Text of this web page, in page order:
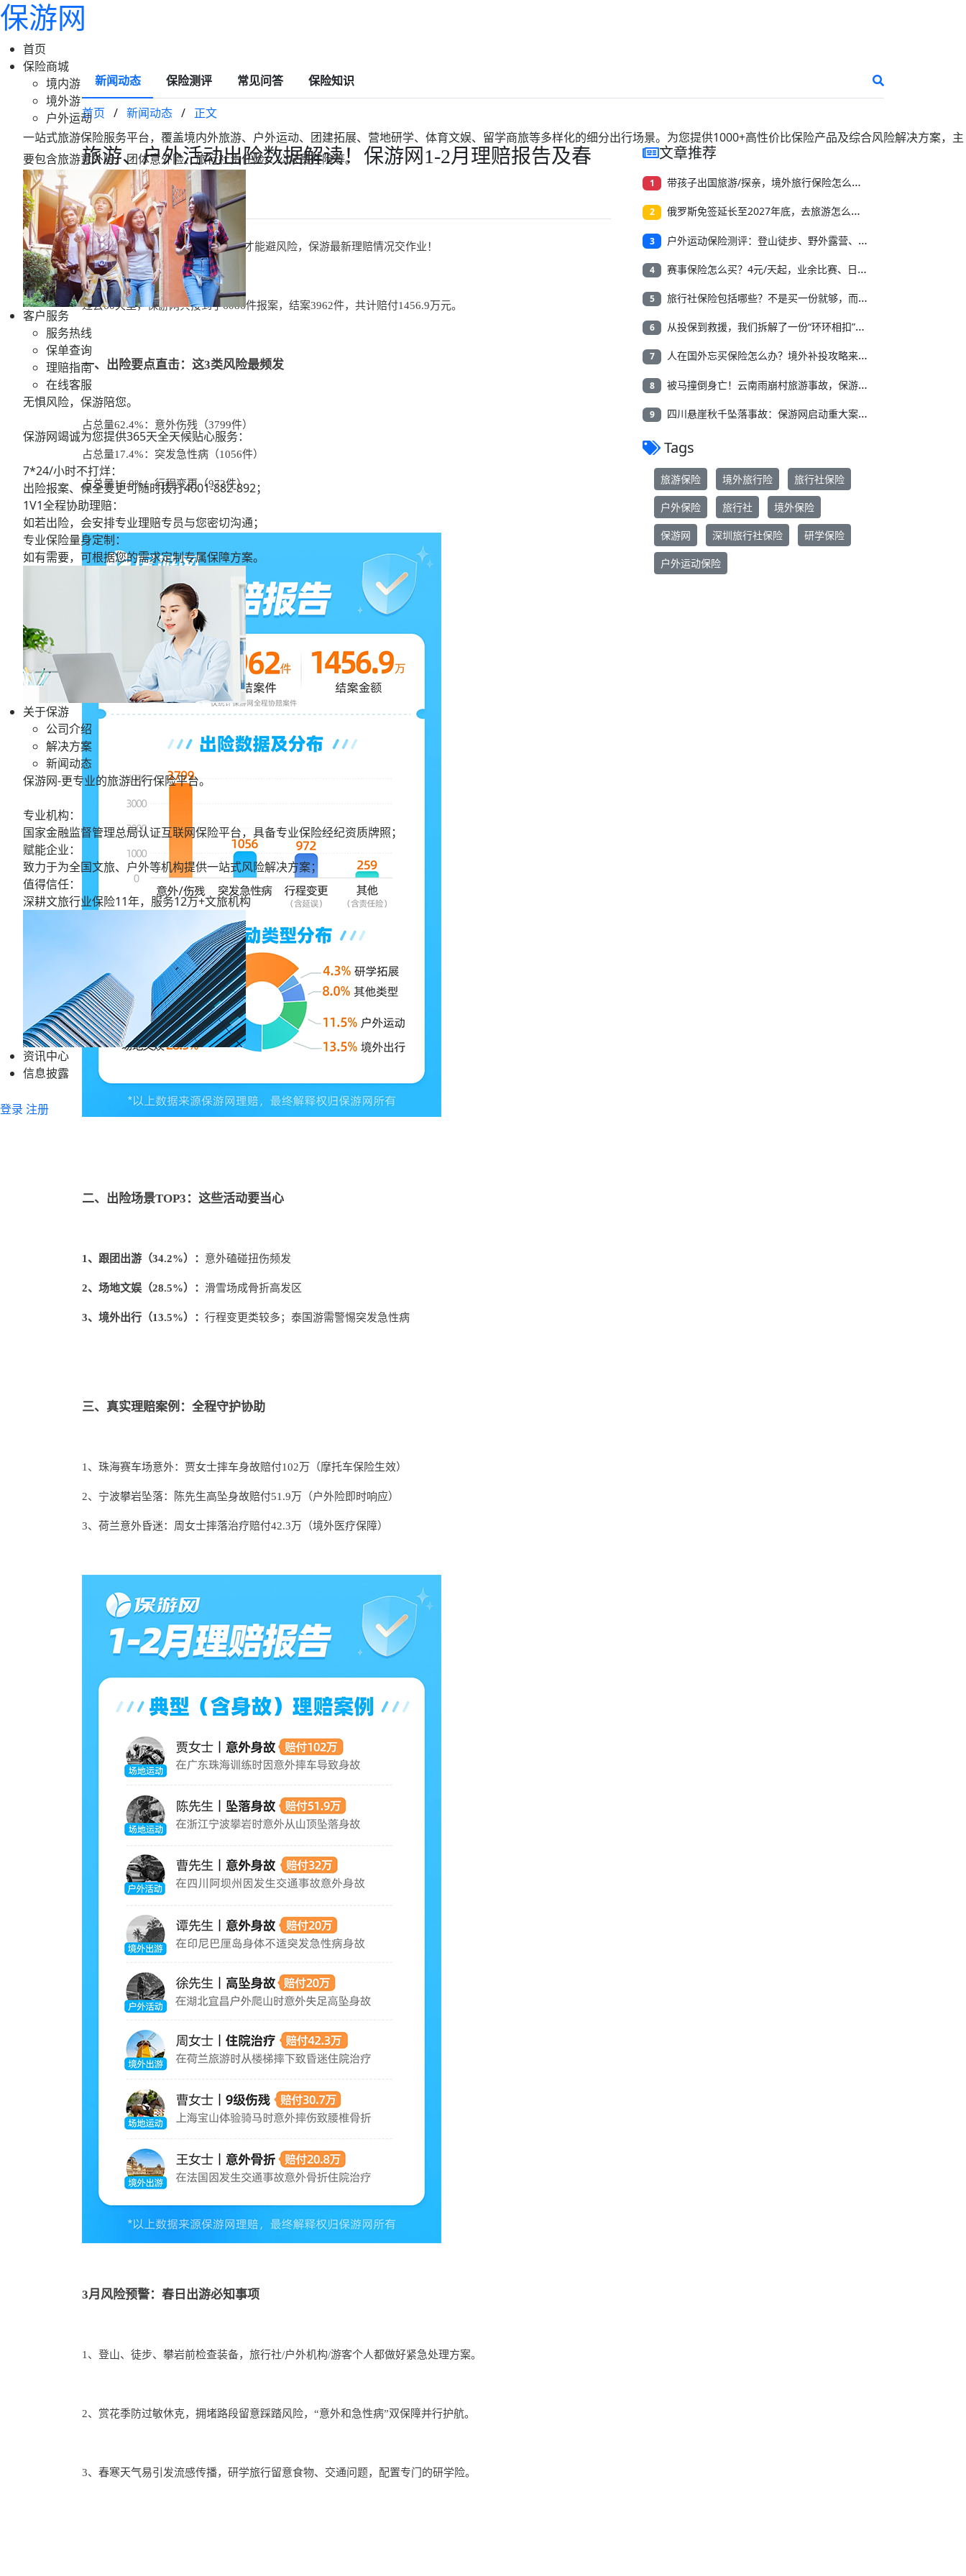
保游网
首页
保险商城
境内游
境外游
户外运动
一站式旅游保险服务平台，覆盖境内外旅游、户外运动、团建拓展、营地研学、体育文娱、留学商旅等多样化的细分出行场景。为您提供1000+高性价比保险产品及综合风险解决方案，主
要包含旅游意外险、团体意外险、旅行社责任险、公众责任险等。
客户服务
服务热线
保单查询
理赔指南
在线客服
无惧风险，保游陪您。
保游网竭诚为您提供365天全天候贴心服务：
7*24/小时不打烊：
出险报案、保全变更可随时拨打4001-882-892；
1V1全程协助理赔：
如若出险，会安排专业理赔专员与您密切沟通；
专业保险量身定制：
如有需要，可根据您的需求定制专属保障方案。
关于保游
公司介绍
解决方案
新闻动态
保游网-更专业的旅游出行保险平台。
专业机构：
国家金融监督管理总局认证互联网保险平台，具备专业保险经纪资质牌照；
赋能企业：
致力于为全国文旅、户外等机构提供一站式风险解决方案；
值得信任：
深耕文旅行业保险11年，服务12万+文旅机构
资讯中心
信息披露
登录 注册
新闻动态 保险测评 常见问答 保险知识
首页 / 新闻动态 / 正文
旅游、户外活动出险数据解读！保游网1-2月理赔报告及春
日保险指南！
2025-03-18 14:50 保游网
春季旅游活动已提上日程，知风险才能避风险，保游最新理赔情况交作业！
过去60天里，保游网共接到了6086件报案， 结案3962件，共计赔付1456.9万元。
一、出险要点直击：这3类风险最频发
占总量62.4%：意外伤残（3799件）
占总量17.4%：突发急性病（1056件）
占总量16.0%：行程变更（972件）
二、出险场景TOP3：这些活动要当心
1、跟团出游（34.2%）： 意外磕碰扭伤频发
2、场地文娱（28.5%）： 滑雪场成骨折高发区
3、境外出行（13.5%）： 行程变更类较多；泰国游需警惕突发急性病
三、真实理赔案例：全程守护协助
1、珠海赛车场意外：贾女士摔车身故赔付102万（摩托车保险生效）
2、宁波攀岩坠落：陈先生高坠身故赔付51.9万（户外险即时响应）
3、荷兰意外昏迷：周女士摔落治疗赔付42.3万（境外医疗保障）
3月风险预警：春日出游必知事项
1、登山、徒步、攀岩前检查装备，旅行社/户外机构/游客个人都做好紧急处理方案。
2、赏花季防过敏休克，拥堵路段留意踩踏风险，“意外和急性病”双保障并行护航。
3、春寒天气易引发流感传播，研学旅行留意食物、交通问题，配置专门的研学险。
文章推荐
1 带孩子出国旅游/探亲，境外旅行保险怎么买？收藏这篇就够了
2 俄罗斯免签延长至2027年底，去旅游怎么买境外旅行保险？
3 户外运动保险测评：登山徒步、野外露营、溯溪漂流怎么选？
4 赛事保险怎么买？4元/天起，业余比赛、日常训练都可保！
5 旅行社保险包括哪些？不是买一份就够，而是要按经营风险来配
6 从投保到救援，我们拆解了一份“环环相扣”的境外务工保险
7 人在国外忘买保险怎么办？境外补投攻略来了：次日生效+注意等待期，6元/天起
8 被马撞倒身亡！云南雨崩村旅游事故，保游网全程协助赔付52.4万
9 四川悬崖秋千坠落事故：保游网启动重大案件绿色通道，50万理赔款已赔付
Tags
旅游保险 境外旅行险 旅行社保险
户外保险 旅行社 境外保险
保游网 深圳旅行社保险 研学保险
户外运动保险